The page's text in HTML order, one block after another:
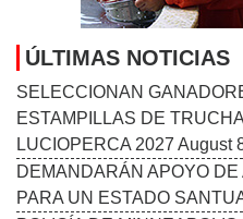
ÚLTIMAS NOTICIAS
SELECCIONAN
ESTAMPILLAS DE
LUCIOPERCA 2027 August
DEMANDARÁN APOYO
PARA UN ESTADO